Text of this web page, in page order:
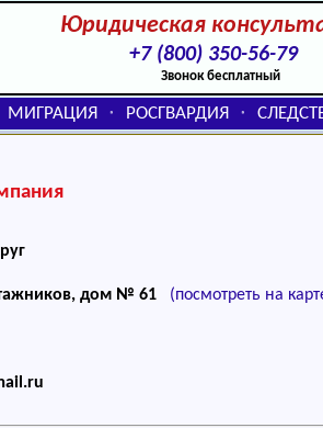
Юридическая
+7 (800) 350-56-79
Звонок бесплатный
МИГРАЦИЯ ⬞ РОСГВАРДИЯ ⬞
дом № 61 (посмотреть на